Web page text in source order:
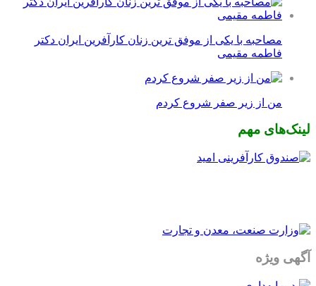
مصاحبه با یکی از موفق ترین زنان کارآفرین ایران دکتر
فاطمه مقیمی
من از زیر صفر شروع کردم
لینک‌های مهم
آگهی ویژه